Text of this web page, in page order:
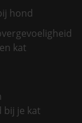
hond
kat
bij je kat